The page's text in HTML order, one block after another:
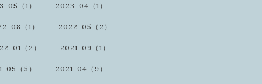
05（1） 2023-04（1）
08（1） 2022-05（2）
01（2） 2021-09（1）
05（5） 2021-04（9）